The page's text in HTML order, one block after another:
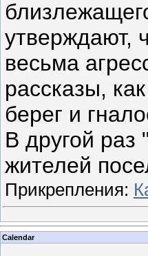
утверждают,
весьма
рассказы,
берег и
В другой раз
жителей
Прикрепления:
Calendar